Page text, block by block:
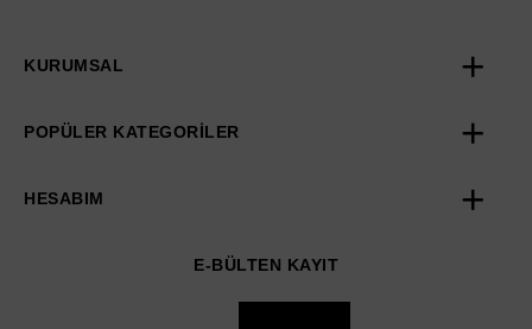
KURUMSAL
POPÜLER KATEGORİLER
HESABIM
E-BÜLTEN KAYIT